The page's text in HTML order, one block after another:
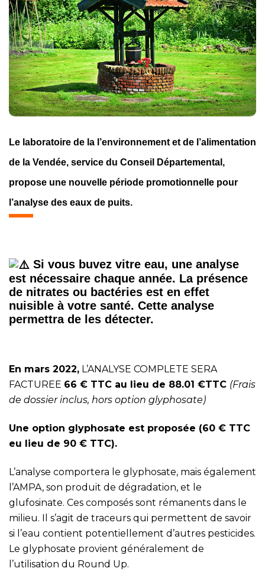
Le laboratoire de la l’environnement et de l’alimentation
de la Vendée, service du Conseil Départemental,
propose une nouvelle période promotionnelle pour
l’analyse des eaux de puits.
Si vous buvez vitre eau, une analyse
est nécessaire chaque année. La présence
de nitrates ou bactéries est en effet
nuisible à votre santé. Cette analyse
permettra de les détecter.
En mars 2022, L’ANALYSE COMPLETE SERA
FACTUREE 66 € TTC au lieu de 88.01 €TTC (Frais
de dossier inclus, hors option glyphosate)
Une option glyphosate est proposée (60 € TTC
eu lieu de 90 € TTC).
L’analyse comportera le glyphosate, mais également
l’AMPA, son produit de dégradation, et le
glufosinate. Ces composés sont rémanents dans le
milieu. Il s’agit de traceurs qui permettent de savoir
si l’eau contient potentiellement d’autres pesticides.
Le glyphosate provient généralement de
l’utilisation du Round Up.